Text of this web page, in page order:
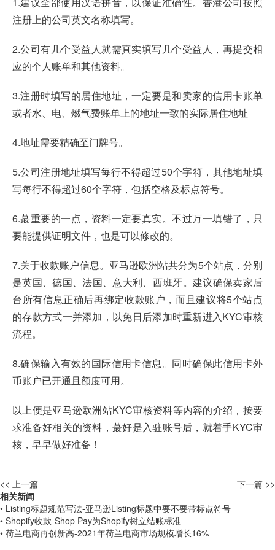
注册上的公司英文名称填写。
2.公司有几个受益人就需真实填写几个受益人，再提交相
应的个人账单和其他资料。
3.注册时填写的居住地址，一定要是和卖家的信用卡账单
或者水、电、燃气费账单上的地址一致的实际居住地址
4.地址需要精确至门牌号。
5.公司注册地址填写每行不得超过50个字符，其他地址填
写每行不得超过60个字符，包括空格及标点符号。
6.蕞重要的一点，资料一定要真实。不过万一填错了，只
要能提供证明文件，也是可以修改的。
7.关于收款账户信息。亚马逊欧洲站共分为5个站点，分别
是英国、德国、法国、意大利、西班牙。建议确保卖家后
台所有信息正确后再绑定收款账户，而且建议将5个站点
的存款方式一并添加，以免日后添加时重新进入KYC审核
流程。
8.确保输入有效的国际信用卡信息。同时确保此信用卡外
币账户已开通且额度可用。
以上便是亚马逊欧洲站KYC审核资料等内容的介绍，按要
求准备好相关的资料，蕞好是入驻账号后，就着手KYC审
核，早早做好准备！
<< 上一篇
下一篇 >>
相关新闻
• Listing标题规范写法-亚马逊Listing标题中要不要带标点符号
• Shopify收款-Shop Pay为Shopify树立结账标准
• 荷兰电商再创新高-2021年荷兰电商市场规模增长16%